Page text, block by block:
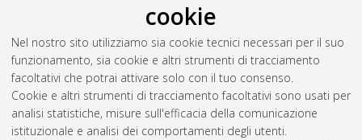
cookie
Nel nostro sito utilizziamo sia cookie tecnici necessari per il suo
funzionamento, sia cookie e altri strumenti di tracciamento
facoltativi che potrai attivare solo con il tuo consenso.
Cookie e altri strumenti di tracciamento facoltativi sono usati per
analisi statistiche, misure sull'efficacia della comunicazione
istituzionale e analisi dei comportamenti degli utenti.
Seleziona un valore dall'elenco sottostante.
2026(3)
2025(1)
2024 (1)
2023(2)